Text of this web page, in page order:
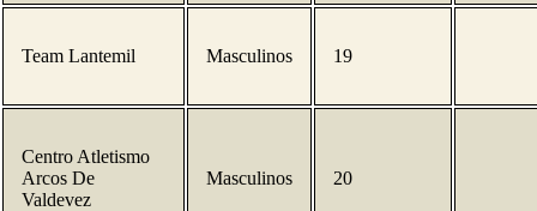
Team Lantemil Masculinos 19
Centro Atletismo
Arcos De
Valdevez
Masculinos 20